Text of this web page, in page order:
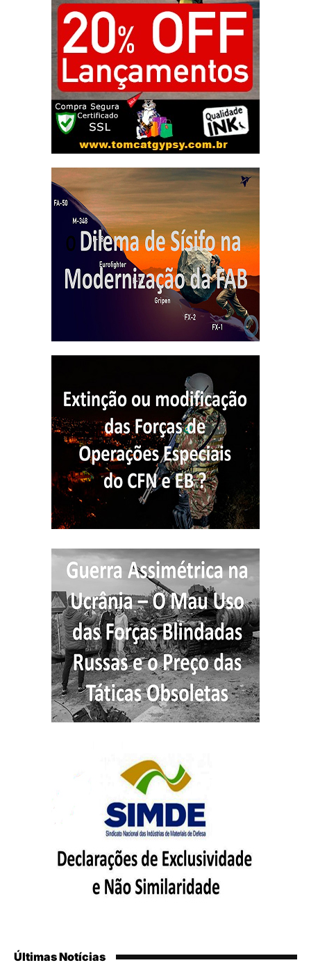
Últimas Notícias